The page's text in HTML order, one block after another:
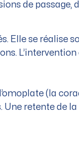
de passage,
Elle se réalise
L’intervention
(la
Une retente de